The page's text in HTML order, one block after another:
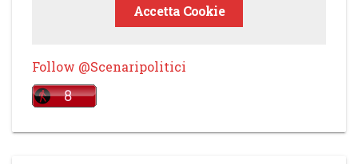
Accetta Cookie
Follow @Scenaripolitici